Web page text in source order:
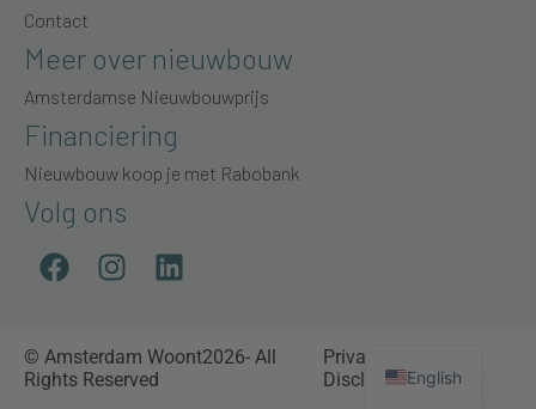
Contact
Meer over nieuwbouw
Amsterdamse Nieuwbouwprijs
Financiering
Nieuwbouw koop je met Rabobank
Volg ons
© Amsterdam Woont2026- All
Rights Reserved
Privacyverklaring
DisclaimerEnglish